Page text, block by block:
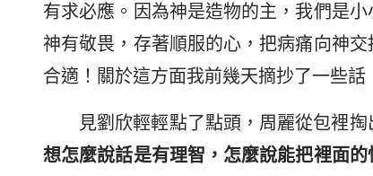
有求必應。因為神是造物的主，我們是
神有敬畏，存著順服的心，把病痛向神
合適！關於這方面我前幾天摘抄了一些話
見劉欣輕輕點了點頭，周麗從包裡掏
想怎麼說話是有理智，怎麼說能把裡面